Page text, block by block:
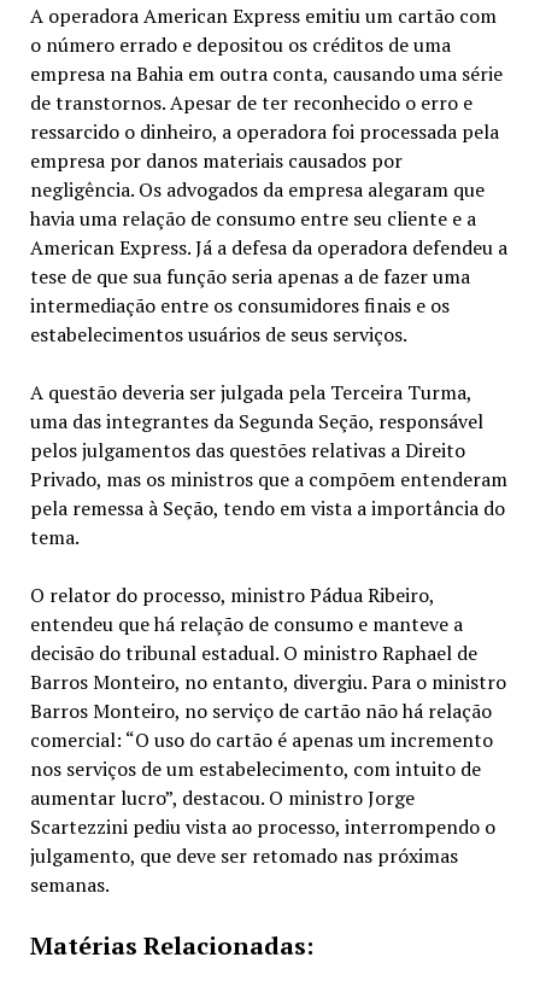
A operadora American Express emitiu um cartão com
o número errado e depositou os créditos de uma
empresa na Bahia em outra conta, causando uma série
de transtornos. Apesar de ter reconhecido o erro e
ressarcido o dinheiro, a operadora foi processada pela
empresa por danos materiais causados por
negligência. Os advogados da empresa alegaram que
havia uma relação de consumo entre seu cliente e a
American Express. Já a defesa da operadora defendeu a
tese de que sua função seria apenas a de fazer uma
intermediação entre os consumidores finais e os
estabelecimentos usuários de seus serviços.
A questão deveria ser julgada pela Terceira Turma,
uma das integrantes da Segunda Seção, responsável
pelos julgamentos das questões relativas a Direito
Privado, mas os ministros que a compõem entenderam
pela remessa à Seção, tendo em vista a importância do
tema.
O relator do processo, ministro Pádua Ribeiro,
entendeu que há relação de consumo e manteve a
decisão do tribunal estadual. O ministro Raphael de
Barros Monteiro, no entanto, divergiu. Para o ministro
Barros Monteiro, no serviço de cartão não há relação
comercial: “O uso do cartão é apenas um incremento
nos serviços de um estabelecimento, com intuito de
aumentar lucro”, destacou. O ministro Jorge
Scartezzini pediu vista ao processo, interrompendo o
julgamento, que deve ser retomado nas próximas
semanas.
Matérias Relacionadas: